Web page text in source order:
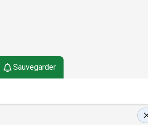
Sauvegarder